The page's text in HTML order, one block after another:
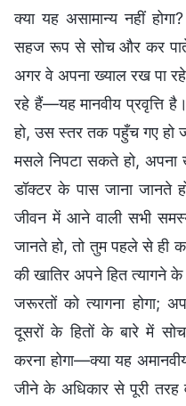
क्या यह असामान्य नहीं
सहज रूप से सोच और कर पाते
अगर वे अपना ख्याल रख पा
रहे हैं—यह मानवीय
हो, उस स्तर तक पहुँच गए
मसले निपटा सकते हो, अपना
डॉक्टर के पास जाना जानते
जीवन में आने वाली सभी
जानते हो, तो तुम पहले से ही
की खातिर अपने हित त्यागने
जरूरतों को त्यागना होगा;
दूसरों के हितों के बारे में
करना होगा—क्या यह
जीने के अधिकार से पूरी तरह